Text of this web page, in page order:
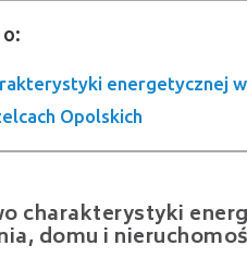
energetycznej
Opolskich
charakterystyki
domu i